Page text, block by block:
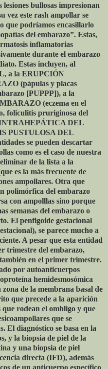
bullosas impresionan
vez este rash ampollar se
que podríamos encasillarlo
del embarazo”. Estas,
inflamatorias
durante el embarazo
Estas incluyen, al
a la ERUPCIÓN
(pápulas y placas
[PUPPP]), a la
(eczema en el
foliculitis pruriginosa del
INTRAHEPÁTICA DEL
PUSTULOSA DEL
se pueden descartar
como es el caso de nuestra
de la lista a la
es la más frecuente de
ampollares. Otra que
polimórfica del embarazo
con ampolllas sino porque
semanas del embarazo o
El penfigoide gestacional
se parece mucho a
A pesar que esta entidad
trimestre del embarazo,
en el primer trimestre.
por autoanticuerpos
hemidesmosómica
de la membrana basal de
que precede a la aparición
rodean el ombligo y que
que se
El diagnóstico se basa en la
y la biopsia de piel de la
y una biopsia de piel
directa (IFD), además
de un anticuerpo específico